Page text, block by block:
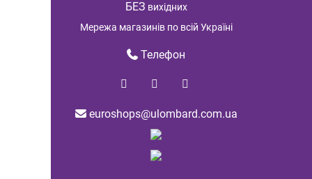
БЕЗ вихідних
Мережа магазинів по всій Україні
Телефон
euroshops@ulombard.com.ua